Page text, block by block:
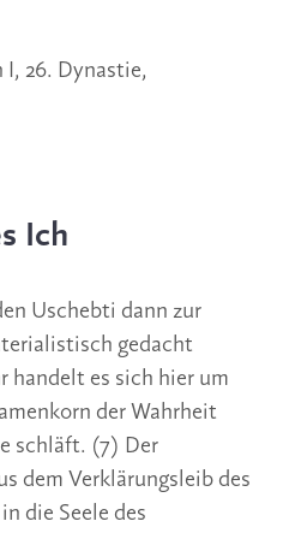
I, 26. Dynastie,
Ich
Uschebti dann zur
gedacht
handelt es sich hier um
der Wahrheit
schläft. (7) Der
dem Verklärungsleib des
die Seele des